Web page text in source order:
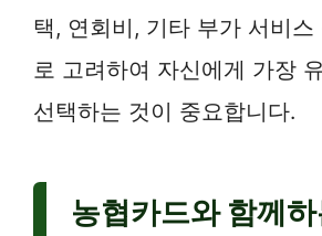
택, 연회비, 기타 부가 서비스
로 고려하여 자신에게 가장
선택하는 것이 중요합니다.
농협카드와 함께